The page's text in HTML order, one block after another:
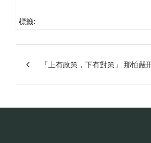
標籤:
章
關
「上有政策，下有對策」 那怕嚴